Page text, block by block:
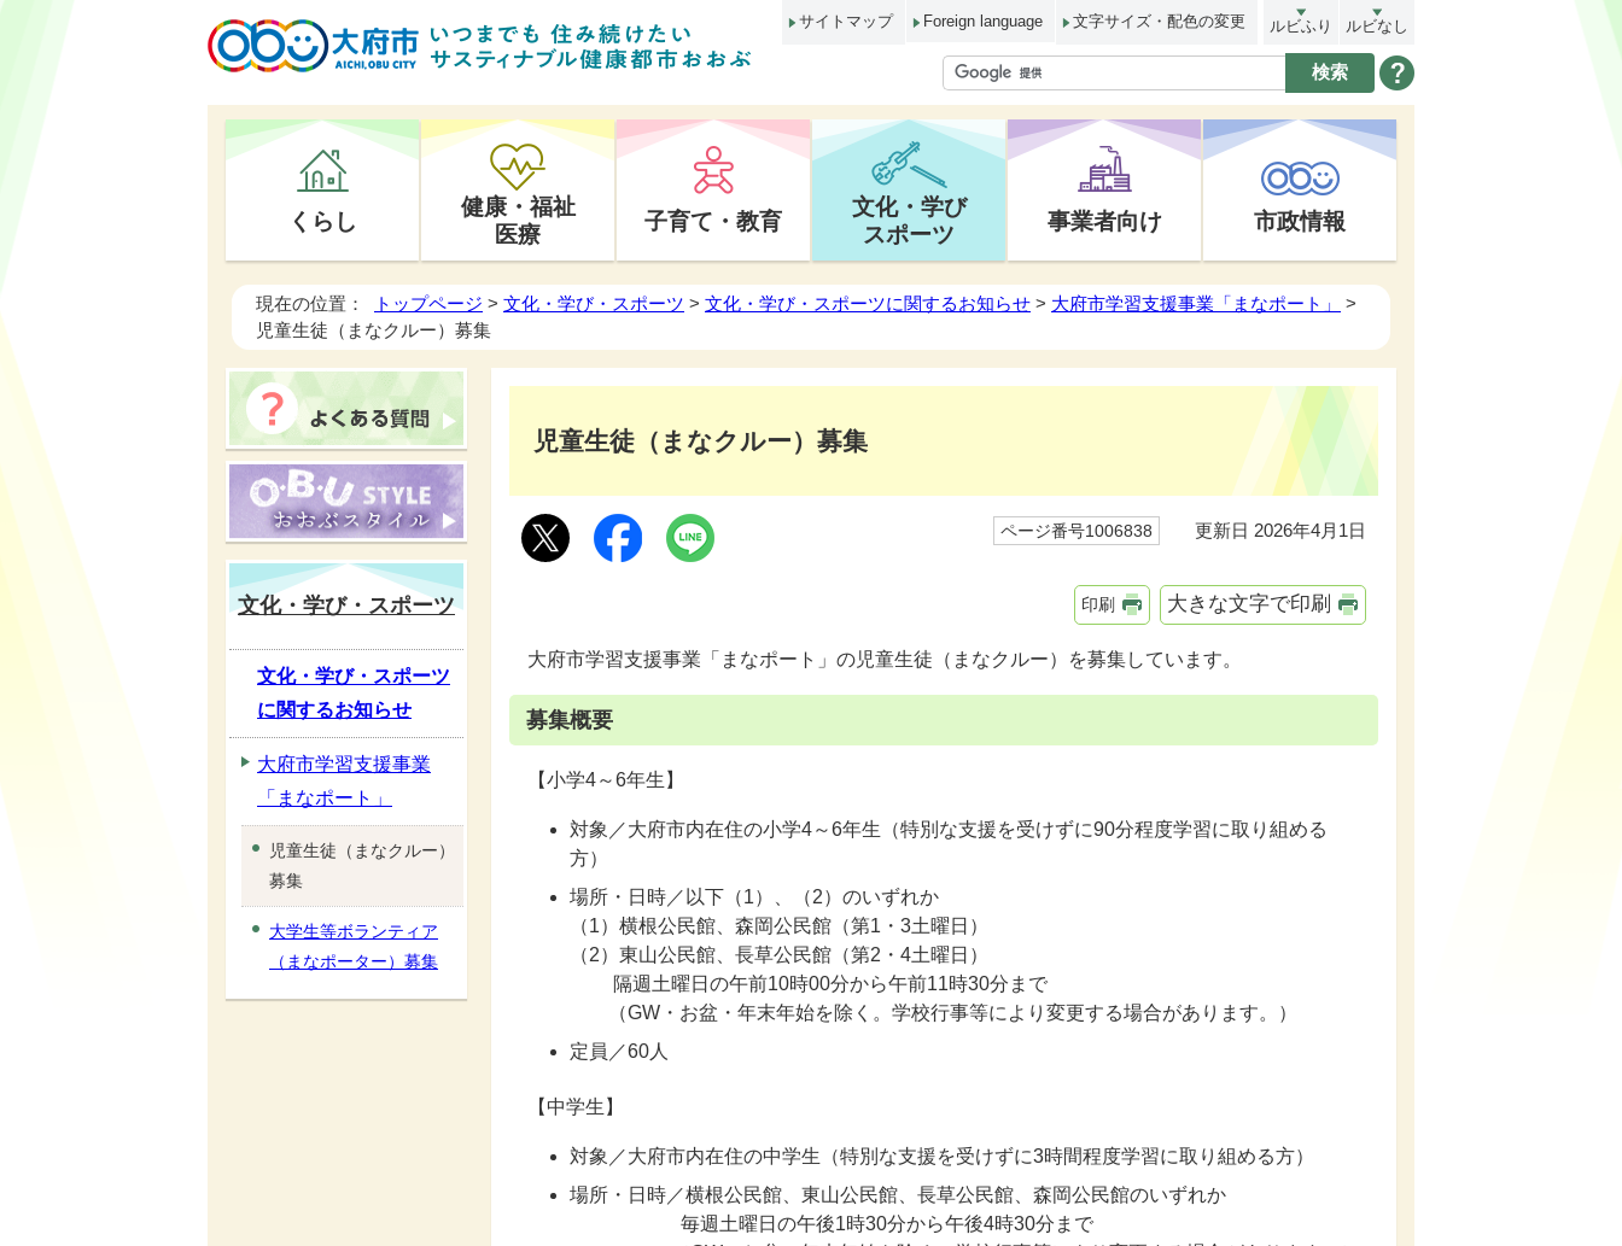
サイトマップ Foreign language 文字サイズ・配色の変更 ルビふり ルビなし
くらし
健康・福祉
医療
子育て・教育
文化・学び
スポーツ
事業者向け 市政情報
現在の位置： トップページ > 文化・学び・スポーツ > 文化・学び・スポーツに関するお知らせ > 大府市学習支援事業「まなポート」
>
児童生徒（まなクルー）募集
児童生徒（まなクルー）募集
ページ番号1006838 更新日 2026年4月1日
印刷 大きな文字で印刷
大府市学習支援事業「まなポート」の児童生徒（まなクルー）を募集しています。
募集概要
【小学4～6年生】
対象／大府市内在住の小学4～6年生（特別な支援を受けずに90分程度学習に取り組める
方）
場所・日時／以下（1）、（2）のいずれか
（1）横根公民館、森岡公民館（第1・3土曜日）
（2）東山公民館、長草公民館（第2・4土曜日）
隔週土曜日の午前10時00分から午前11時30分まで
（GW・お盆・年末年始を除く。学校行事等により変更する場合があります。）
定員／60人
【中学生】
対象／大府市内在住の中学生（特別な支援を受けずに3時間程度学習に取り組める方）
場所・日時／横根公民館、東山公民館、長草公民館、森岡公民館のいずれか
毎週土曜日の午後1時30分から午後4時30分まで
文化・学び・スポーツ
文化・学び・スポーツ
に関するお知らせ
大府市学習支援事業
「まなポート」
児童生徒（まなクルー）
募集
大学生等ボランティア
（まなポーター）募集